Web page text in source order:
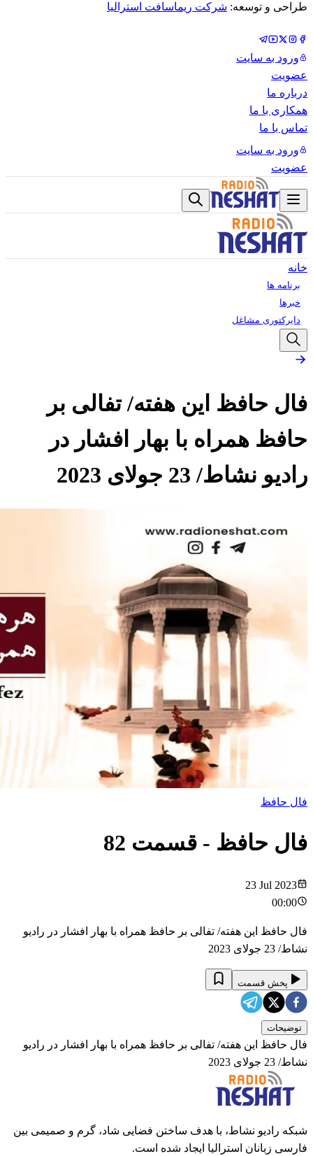
طراحی و توسعه: شرکت ریماسافت استرالیا
ورود به سایت
عضویت
درباره ما
همکاری با ما
تماس با ما
ورود به سایت
عضویت
خانه
برنامه ها
خبرها
دایرکتوری مشاغل
فال حافظ این هفته/ تفالی بر
حافظ همراه با بهار افشار در
رادیو نشاط/ 23 جولای 2023
فال حافظ
فال حافظ - قسمت 82
23 Jul 2023
00:00
فال حافظ این هفته/ تفالی بر حافظ همراه با بهار افشار در رادیو
نشاط/ 23 جولای 2023
پخش قسمت
توضیحات
فال حافظ این هفته/ تفالی بر حافظ همراه با بهار افشار در رادیو
نشاط/ 23 جولای 2023
شبکه رادیو نشاط، با هدف ساختن فضایی شاد، گرم و صمیمی بین
فارسی زبانان استرالیا ایجاد شده است.